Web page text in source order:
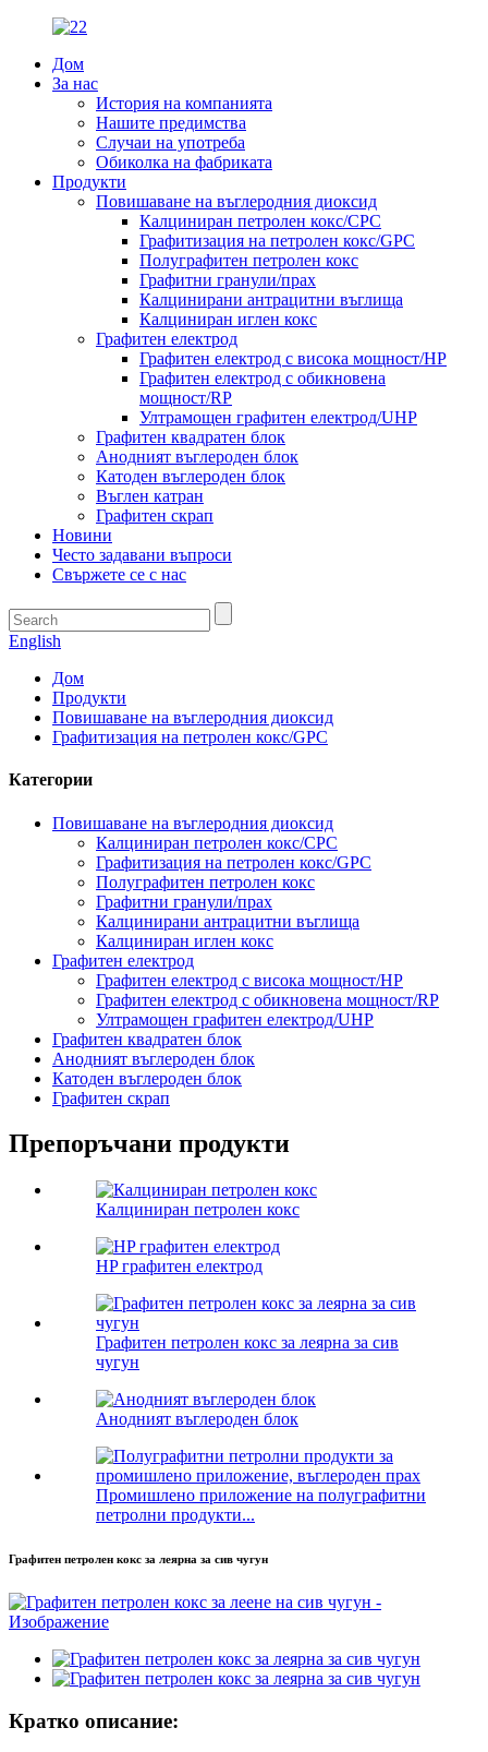
Дом
За нас
История на компанията
Нашите предимства
Случаи на употреба
Обиколка на фабриката
Продукти
Повишаване на въглеродния диоксид
Калциниран петролен кокс/CPC
Графитизация на петролен кокс/GPC
Полуграфитен петролен кокс
Графитни гранули/прах
Калцинирани антрацитни въглища
Калциниран иглен кокс
Графитен електрод
Графитен електрод с висока мощност/HP
Графитен електрод с обикновена
мощност/RP
Ултрамощен графитен електрод/UHP
Графитен квадратен блок
Анодният въглероден блок
Катоден въглероден блок
Въглен катран
Графитен скрап
Новини
Често задавани въпроси
Свържете се с нас
English
Дом
Продукти
Повишаване на въглеродния диоксид
Графитизация на петролен кокс/GPC
Категории
Повишаване на въглеродния диоксид
Калциниран петролен кокс/CPC
Графитизация на петролен кокс/GPC
Полуграфитен петролен кокс
Графитни гранули/прах
Калцинирани антрацитни въглища
Калциниран иглен кокс
Графитен електрод
Графитен електрод с висока мощност/HP
Графитен електрод с обикновена мощност/RP
Ултрамощен графитен електрод/UHP
Графитен квадратен блок
Анодният въглероден блок
Катоден въглероден блок
Графитен скрап
Препоръчани продукти
Калциниран петролен кокс
HP графитен електрод
Графитен петролен кокс за леярна за сив
чугун
Анодният въглероден блок
Промишлено приложение на полуграфитни
петролни продукти...
Графитен петролен кокс за леярна за сив чугун
Кратко описание: